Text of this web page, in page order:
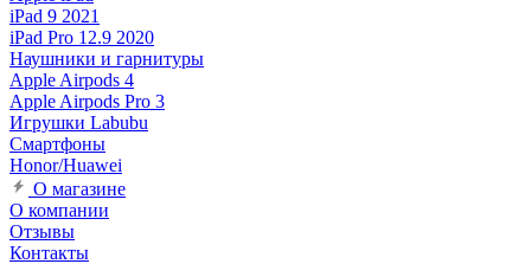
iPad 9 2021
iPad Pro 12.9 2020
Наушники и гарнитуры
Apple Airpods 4
Apple Airpods Pro 3
Игрушки Labubu
Смартфоны
Honor/Huawei
О магазине
О компании
Отзывы
Контакты